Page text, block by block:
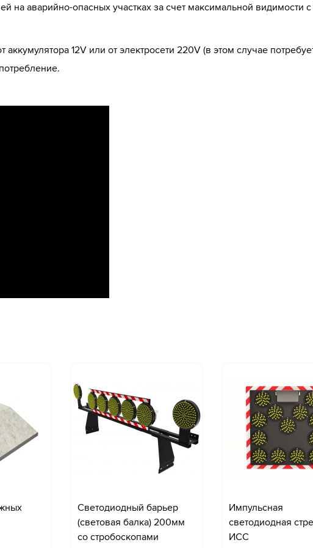
на аварийно-опасных участках за счет максимальной видимости
аккумулятора 12V или от электросети 220V (в этом случае
Светодиодный барьер
(световая балка) 200мм
со стробоскопами
Импульсная
светодиодная
ИСС